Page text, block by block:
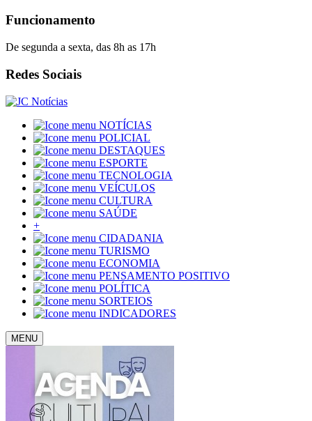
Funcionamento
De segunda a sexta, das 8h as 17h
Redes Sociais
NOTÍCIAS
POLICIAL
DESTAQUES
ESPORTE
TECNOLOGIA
VEÍCULOS
CULTURA
SAÚDE
+
CIDADANIA
TURISMO
ECONOMIA
PENSAMENTO POSITIVO
POLÍTICA
SORTEIOS
INDICADORES
MENU